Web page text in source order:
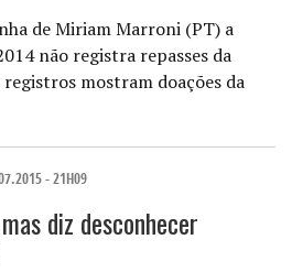
de Miriam Marroni (PT) a
não registra repasses da
registros mostram doações da
- 21H09
diz desconhecer